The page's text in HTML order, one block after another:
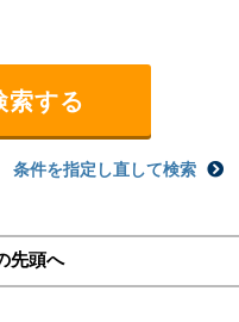
条件を指定し直して検索
先頭へ